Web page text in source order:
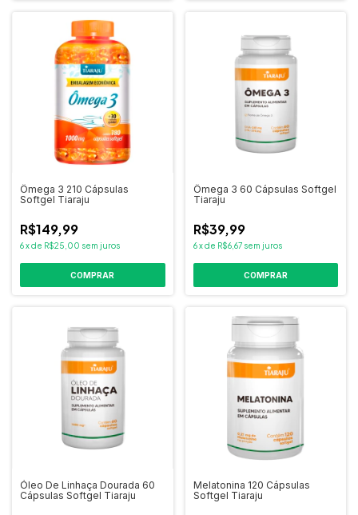
Ômega 3 210 Cápsulas
Softgel Tiaraju
R$149,99
6xde R$25,00 sem juros
Ômega 3 60 Cápsulas Softgel
Tiaraju
R$39,99
6 xde R$6,67 sem juros
Óleo De Linhaça Dourada 60
Cápsulas Softgel Tiaraju
Melatonina 120 Cápsulas
Softgel Tiaraju